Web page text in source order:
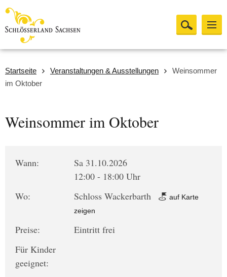
Startseite Veranstaltungen & Ausstellungen
Weinsommer
im Oktober
Weinsommer im Oktober
Wann:
Sa 31.10.2026
12:00 - 18:00 Uhr
Wo:
Schloss Wackerbarth
auf Karte
zeigen
Preise:
Eintritt frei
Für Kinder
geeignet: